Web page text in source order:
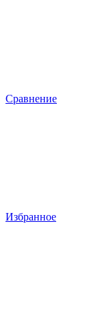
Сравнение
Избранное